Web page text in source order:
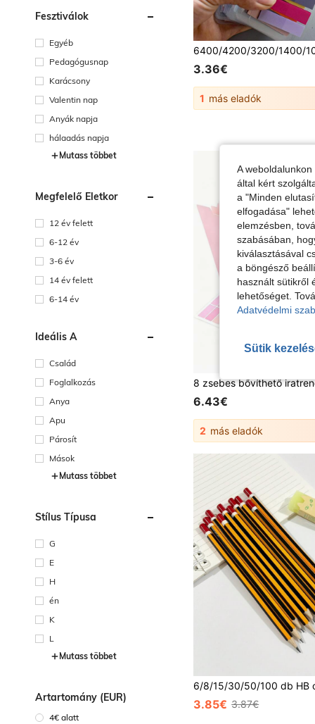
Fesztiválok
Egyéb
Pedagógusnap
Karácsony
Valentin nap
Anyák napja
hálaadás napja
Mutass többet
Megfelelő Életkor
12 év felett
6-12 év
3-6 év
14 év felett
6-14 év
Ideális A
Család
Foglalkozás
Anya
Apu
Párosít
Mások
Mutass többet
Stílus Típusa
G
E
H
én
K
L
Mutass többet
Ártartomány (EUR)
4€ alatt
3.36€
1 más eladók
6.43€
2 más eladók
3.85€ 3.87€
A
által kért
a "Minden
elfogadása"
elemzésben,
szabásában,
kiválasztásával
a böngésző
használt sütikről
lehetőséget.
Adatvédelmi
Sütik